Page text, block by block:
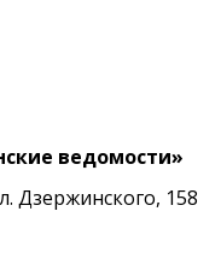
ведомости»
Дзержинского, 158